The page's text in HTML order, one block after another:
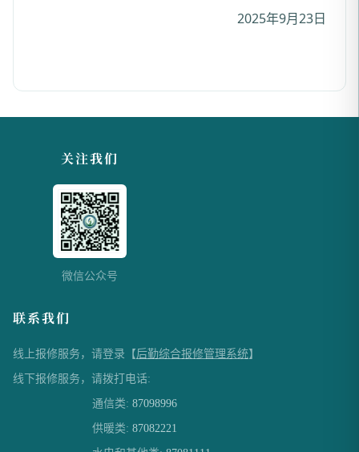
2025年9月23日
关注我们
微信公众号
联系我们
线上报修服务，请登录【后勤综合报修管理系统】
线下报修服务，请拨打电话:
通信类:87098996
供暖类:87082221